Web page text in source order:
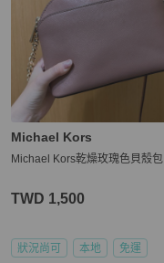
Michael Kors
Michael Kors乾燥玫瑰色貝殼包
TWD 1,500
狀況尚可 本地 免運